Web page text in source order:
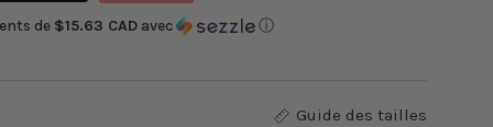
de $15.63 CAD avec ⓘ
Guide des tailles